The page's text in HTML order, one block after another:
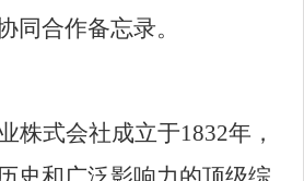
同合作备忘录。
株式会社成立于1832年，